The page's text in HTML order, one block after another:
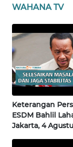
WAHANA TV
Keterangan
ESDM Bahlil
Jakarta, 4
BABEL
WN
SUMBAR
WN
SUMSEL
WN
BENGKULU
WN